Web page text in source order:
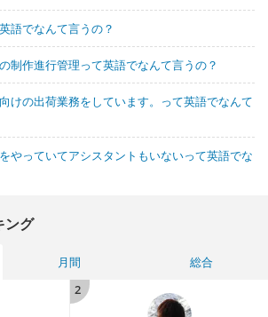
語でなんて言うの？
制作進行管理って英語でなんて言うの？
けの出荷業務をしています。って英語でなんて
やっていてアシスタントもいないって英語でな
ング
月間
総合
2